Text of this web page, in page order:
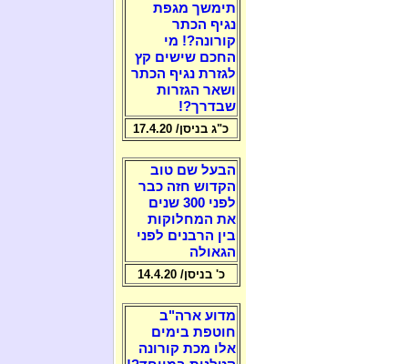
תימשך מגפת
נגיף הכתר
קורונה?! מי
החכם שישים קץ
לגזרת נגיף הכתר
ושאר הגזרות
שבדרך?!
כ"ג בניסן/ 17.4.20
הבעל שם טוב
הקדוש חזה כבר
לפני 300 שנים
את המחלוקות
בין הרבנים לפני
הגאולה
כ' בניסן/ 14.4.20
מדוע ארה"ב
חוטפת בימים
אלו מכת קורונה